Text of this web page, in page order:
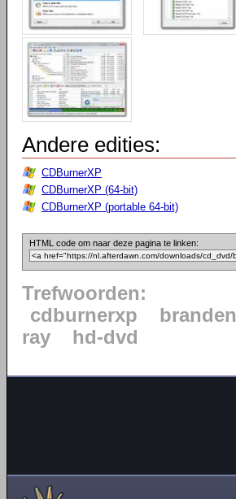
Andere edities:
CDBurnerXP
CDBurnerXP (64-bit)
CDBurnerXP (portable 64-bit)
HTML code om naar deze pagina te linken:
Trefwoorden:
cdburnerxp
branden
ray
hd-dvd